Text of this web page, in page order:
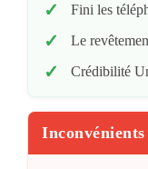
Fini les
Le
Crédibilité
Inconvénients